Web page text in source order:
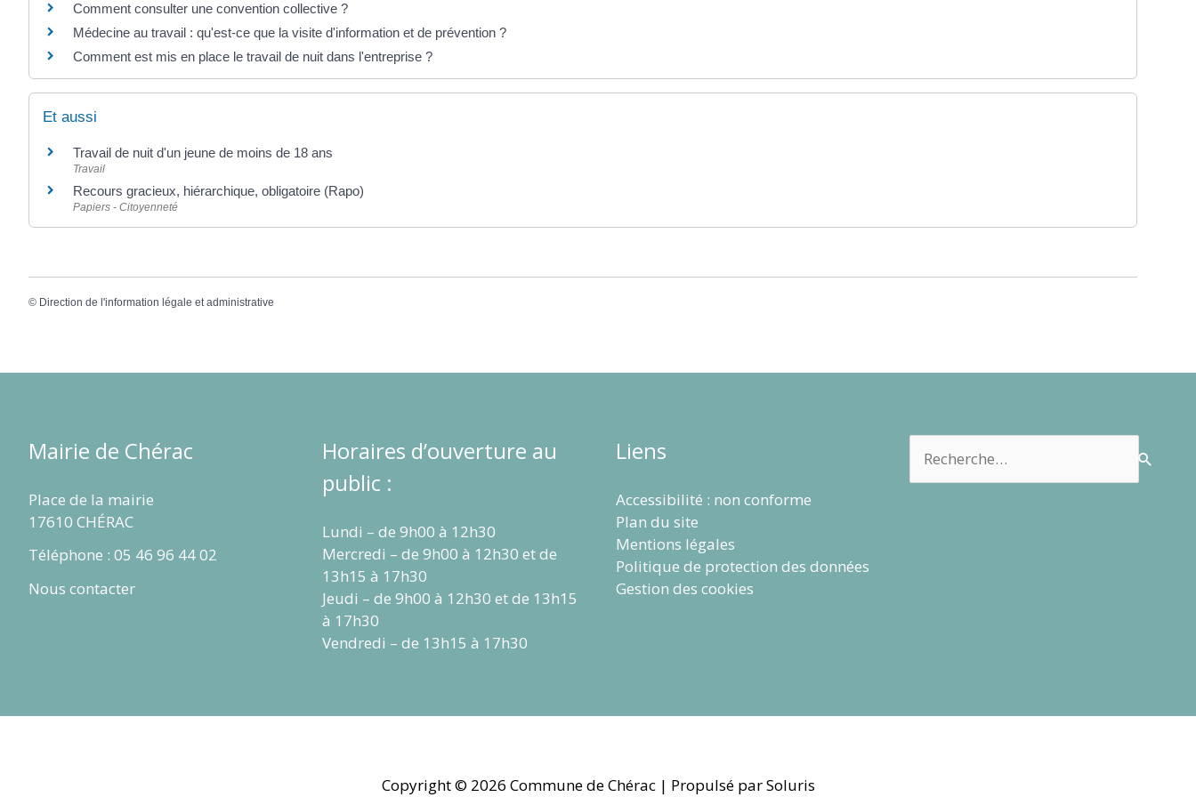
Comment consulter une convention collective ?
Médecine au travail : qu'est-ce que la visite d'information et de prévention ?
Comment est mis en place le travail de nuit dans l'entreprise ?
Et aussi
Travail de nuit d'un jeune de moins de 18 ans
Travail
Recours gracieux, hiérarchique, obligatoire (Rapo)
Papiers - Citoyenneté
© Direction de l'information légale et administrative
Mairie de Chérac
Place de la mairie
17610 CHÉRAC
Téléphone : 05 46 96 44 02
Nous contacter
Horaires d’ouverture au
public :
Lundi – de 9h00 à 12h30
Mercredi – de 9h00 à 12h30 et de
13h15 à 17h30
Jeudi – de 9h00 à 12h30 et de 13h15
à 17h30
Vendredi – de 13h15 à 17h30
Liens
Accessibilité : non conforme
Plan du site
Mentions légales
Politique de protection des données
Gestion des cookies
Copyright © 2026 Commune de Chérac| Propulsé par Soluris